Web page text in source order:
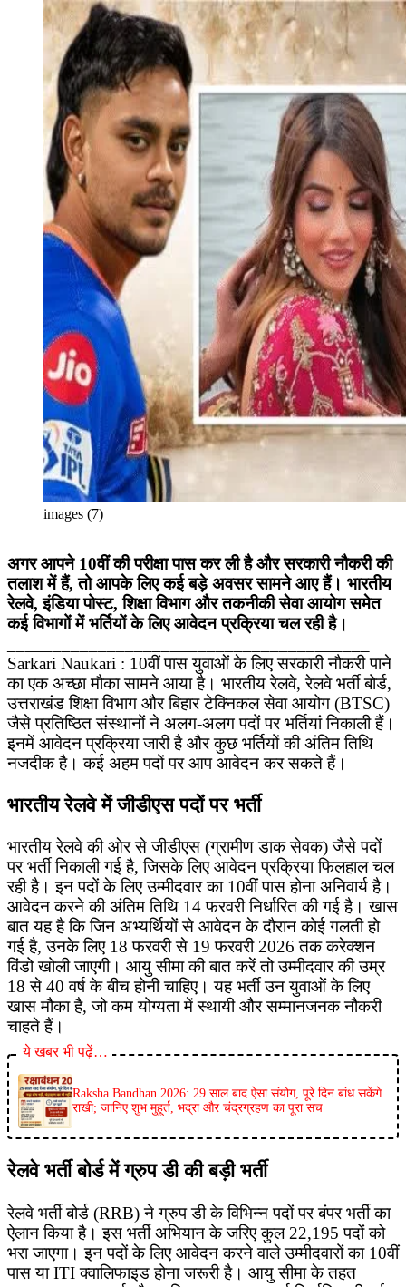
images (7)
अगर आपने 10वीं की परीक्षा पास कर ली है और सरकारी नौकरी की
तलाश में हैं, तो आपके लिए कई बड़े अवसर सामने आए हैं। भारतीय
रेलवे, इंडिया पोस्ट, शिक्षा विभाग और तकनीकी सेवा आयोग समेत
कई विभागों में भर्तियों के लिए आवेदन प्रक्रिया चल रही है।
Sarkari Naukari : 10वीं पास युवाओं के लिए सरकारी नौकरी पाने
का एक अच्छा मौका सामने आया है। भारतीय रेलवे, रेलवे भर्ती बोर्ड,
उत्तराखंड शिक्षा विभाग और बिहार टेक्निकल सेवा आयोग (BTSC)
जैसे प्रतिष्ठित संस्थानों ने अलग-अलग पदों पर भर्तियां निकाली हैं।
इनमें आवेदन प्रक्रिया जारी है और कुछ भर्तियों की अंतिम तिथि
नजदीक है। कई अहम पदों पर आप आवेदन कर सकते हैं।
भारतीय रेलवे में जीडीएस पदों पर भर्ती
भारतीय रेलवे की ओर से जीडीएस (ग्रामीण डाक सेवक) जैसे पदों
पर भर्ती निकाली गई है, जिसके लिए आवेदन प्रक्रिया फिलहाल चल
रही है। इन पदों के लिए उम्मीदवार का 10वीं पास होना अनिवार्य है।
आवेदन करने की अंतिम तिथि 14 फरवरी निर्धारित की गई है। खास
बात यह है कि जिन अभ्यर्थियों से आवेदन के दौरान कोई गलती हो
गई है, उनके लिए 18 फरवरी से 19 फरवरी 2026 तक करेक्शन
विंडो खोली जाएगी। आयु सीमा की बात करें तो उम्मीदवार की उम्र
18 से 40 वर्ष के बीच होनी चाहिए। यह भर्ती उन युवाओं के लिए
खास मौका है, जो कम योग्यता में स्थायी और सम्मानजनक नौकरी
चाहते हैं।
ये खबर भी पढ़ें…
Raksha Bandhan 2026: 29 साल बाद ऐसा संयोग, पूरे दिन बांध सकेंगे
राखी; जानिए शुभ मुहूर्त, भद्रा और चंद्रग्रहण का पूरा सच
रेलवे भर्ती बोर्ड में ग्रुप डी की बड़ी भर्ती
रेलवे भर्ती बोर्ड (RRB) ने ग्रुप डी के विभिन्न पदों पर बंपर भर्ती का
ऐलान किया है। इस भर्ती अभियान के जरिए कुल 22,195 पदों को
भरा जाएगा। इन पदों के लिए आवेदन करने वाले उम्मीदवारों का 10वीं
पास या ITI क्वालिफाइड होना जरूरी है। आयु सीमा के तहत